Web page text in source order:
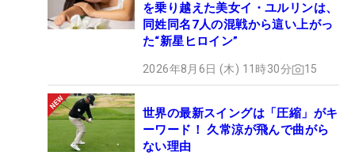
を乗り越えた美女イ・ユルリンは、
同姓同名7人の混戦から這い上がっ
た“新星ヒロイン”
2026年8月6日 (木) 11時30分 15
世界の最新スイングは「圧縮」がキ
ーワード！ 久常涼が飛んで曲がら
ない理由